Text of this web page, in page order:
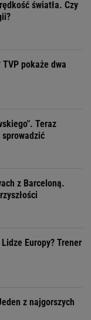
światła. Czy
pokaże dwa
Teraz
z Barceloną.
Europy? Trener
z najgorszych